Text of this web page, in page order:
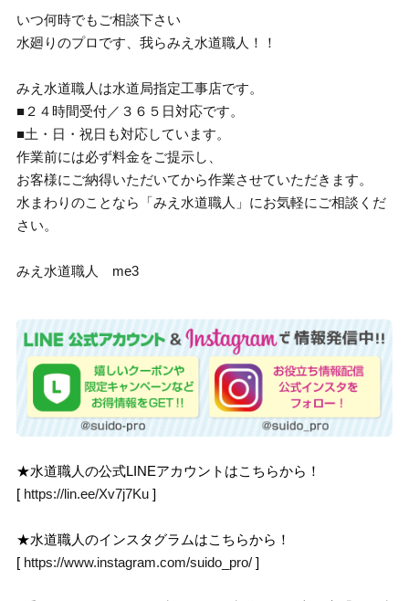
いつ何時でもご相談下さい
水廻りのプロです、我らみえ水道職人！！
みえ水道職人は水道局指定工事店です。
■２４時間受付／３６５日対応です。
■土・日・祝日も対応しています。
作業前には必ず料金をご提示し、
お客様にご納得いただいてから作業させていただきます。
水まわりのことなら「みえ水道職人」にお気軽にご相談くだ
さい。
みえ水道職人 me3
★水道職人の公式LINEアカウントはこちらから！
[ https://lin.ee/Xv7j7Ku ]
★水道職人のインスタグラムはこちらから！
[ https://www.instagram.com/suido_pro/ ]